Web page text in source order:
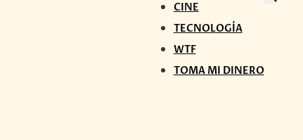
CINE
TECNOLOGÍA
WTF
TOMA MI DINERO